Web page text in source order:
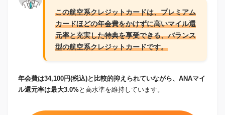
この航空系クレジットカードは、プレミアム
カードほどの年会費をかけずに高いマイル還
元率と充実した特典を享受できる、バランス
型の航空系クレジットカードです。
年会費は34,100円(税込)と比較的抑えられていながら、ANAマイ
ル還元率は最大3.0%と高水準を維持しています。